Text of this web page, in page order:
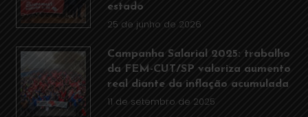
estado
25 de junho de 2026
Campanha Salarial 2025: trabalho
da FEM-CUT/SP valoriza aumento
real diante da inflação acumulada
11 de setembro de 2025